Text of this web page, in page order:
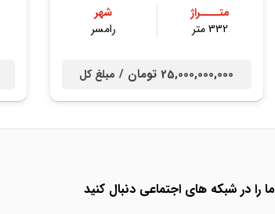
متــــراژ
332 متر
شهر
رامسر
25,000,000,000 تومان / مبلغ کل
ما را در شبکه های اجتماعی دنبال کنید